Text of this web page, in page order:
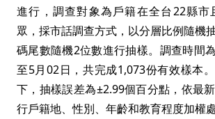
進行，調查對象為戶籍在全台22縣市
眾，採市話調查方式，以分層比例隨機
碼尾數隨機2位數進行抽樣。調查時間
至5月02日，共完成1,073份有效樣本
下，抽樣誤差為±2.99個百分點，依最
行戶籍地、性別、年齡和教育程度加權處